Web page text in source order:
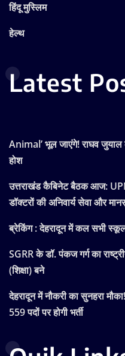
हिंदू मुस्लिम
हेल्थ
Latest
Animal’ भूल जाएंगे! राघव
होश
उत्तराखंड कैबिनेट बैठक आज:
डॉक्टरों की अनिवार्य सेवा और
ब्रेकिंग : देहरादून में कल सभी
SGRR के डॉ. पंकज गर्ग का
(शिक्षा) बने
देहरादून में नौकरी का सुनहरा
559 पदों पर होगी भर्ती